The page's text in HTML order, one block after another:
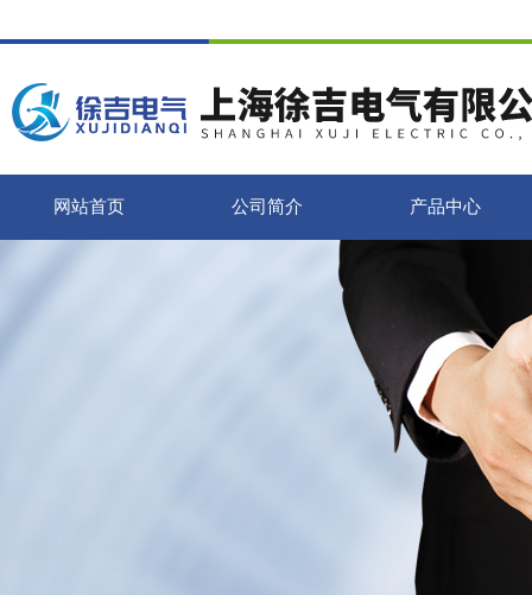
网站首页 公司简介 产品中心